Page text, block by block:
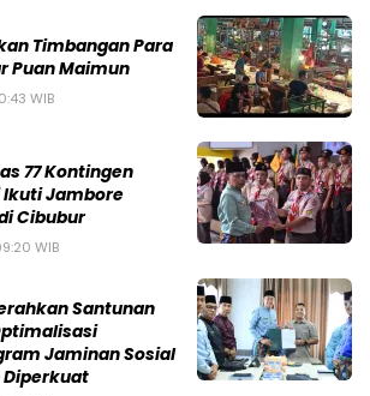
Timbangan Para
Puan Maimun
WIB
77 Kontingen
Jambore
Cibubur
WIB
Santunan
Jaminan Sosial